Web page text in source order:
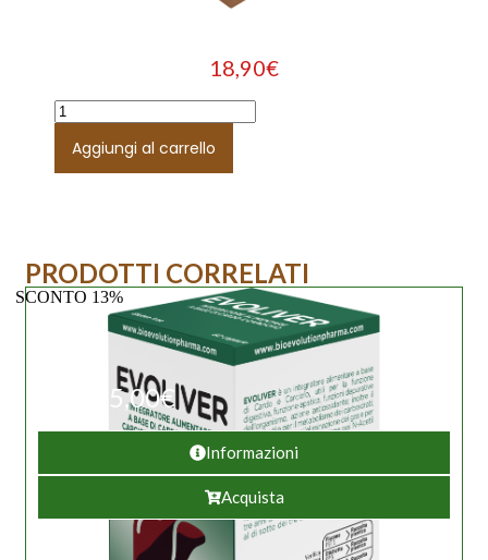
18,90€
Aggiungi al carrello
PRODOTTI CORRELATI
SCONTO 13%
25,00€
Informazioni
Acquista